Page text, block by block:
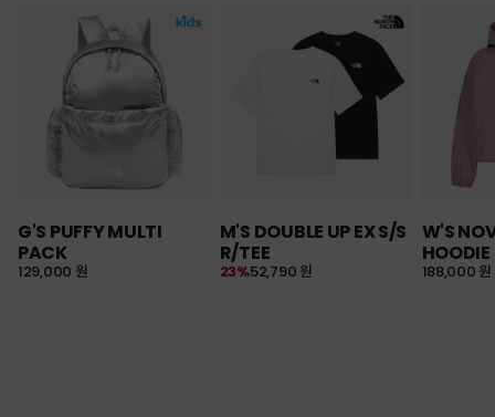
G'S PUFFY MULTI
PACK
129,000 원
M'S DOUBLE UP EX S/S
R/TEE
52,790 원
23%
W'S
HOODIE
188,000 원